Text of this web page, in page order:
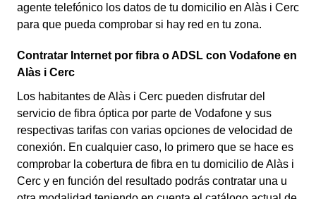
agente telefónico los datos de tu domicilio en Alàs i Cerc
para que pueda comprobar si hay red en tu zona.
Contratar Internet por fibra o ADSL con Vodafone en
Alàs i Cerc
Los habitantes de Alàs i Cerc pueden disfrutar del
servicio de fibra óptica por parte de Vodafone y sus
respectivas tarifas con varias opciones de velocidad de
conexión. En cualquier caso, lo primero que se hace es
comprobar la cobertura de fibra en tu domicilio de Alàs i
Cerc y en función del resultado podrás contratar una u